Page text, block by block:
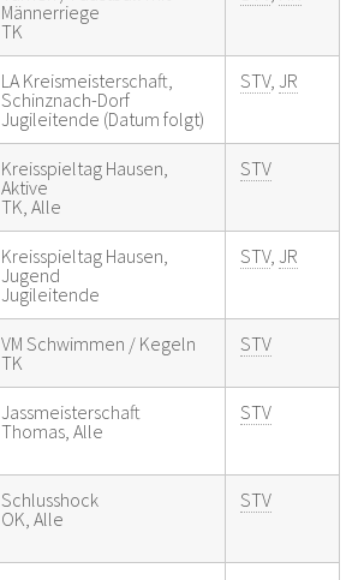
Männerriege
TK
LA Kreismeisterschaft,
Schinznach-Dorf
Jugileitende (Datum folgt)
STV, JR
Kreisspieltag Hausen,
Aktive
TK, Alle
STV
Kreisspieltag Hausen,
Jugend
Jugileitende
STV, JR
VM Schwimmen / Kegeln
TK
STV
Jassmeisterschaft
Thomas, Alle
STV
Schlusshock
OK, Alle
STV